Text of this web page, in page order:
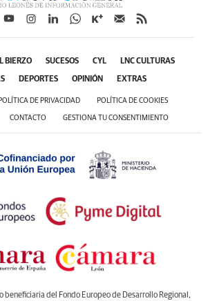
BIERZO SUCESOS CYL LNC CULTURAS
DEPORTES OPINIÓN EXTRAS
DE PRIVACIDAD POLÍTICA DE COOKIES
CONTACTO GESTIONA TU CONSENTIMIENTO
beneficiaria del Fondo Europeo de Desarrollo Regional,